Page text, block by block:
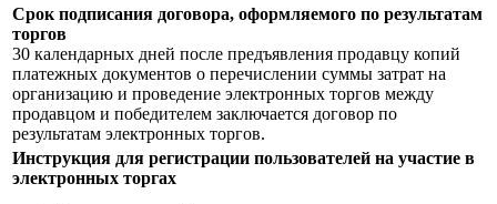
Срок подписания договора, оформляемого по результатам
торгов
30 календарных дней после предъявления продавцу копий
платежных документов о перечислении суммы затрат на
организацию и проведение электронных торгов между
продавцом и победителем заключается договор по
результатам электронных торгов.
Инструкция для регистрации пользователей на участие в
электронных торгах